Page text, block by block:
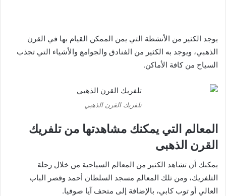
يوجد الكثير من الأنشطة التي يمن الممكن القيام بها في القرن
الذهبي، ويوجد به الكثير من الفنادق والجوامع والأشياء التي تجذب
السياح من كافة الأماكن.
تلفريك القرن الذهبي
المعالم التي يمكنك مشاهدتها من تلفريك
القرن الذهبى
يمكنك أن تشاهد الكثير من المعالم السياحية من خلال رحلة
التلفريك، ومن تلك المعالم مسجد السلطان أحمد وقصر الباب
العالي أو توب كابي، بالإضافة إلى متحف آيا صوفيا.